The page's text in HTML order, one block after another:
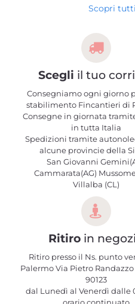
Scopri
Scegli il tuo
Consegniamo ogni giorno
stabilimento Fincantieri di
Consegne in giornata
in tutta Italia
Spedizioni tramite
alcune provincie della
San Giovanni
Cammarata(AG)
Villalba (CL)
Ritiro in
Ritiro presso il Ns. punto
Palermo Via Pietro Randazzo
90123
dal Lunedì al Venerdì dalle